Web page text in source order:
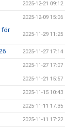
2025-12-21 09:12
2025-12-09 15:06
för
2025-11-29 11:25
2025-11-27 17:14
2025-11-27 17:07
2025-11-21 15:57
2025-11-15 10:43
2025-11-11 17:35
2025-11-11 17:22